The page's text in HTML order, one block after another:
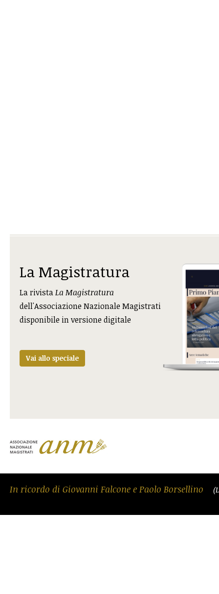
La Magistratura
La rivistaLa Magistratura
dell'Associazione Nazionale Magistrati
disponibile in versione digitale
Vai allo speciale
In ricordo di Giovanni Falcone e Paolo Borsellino